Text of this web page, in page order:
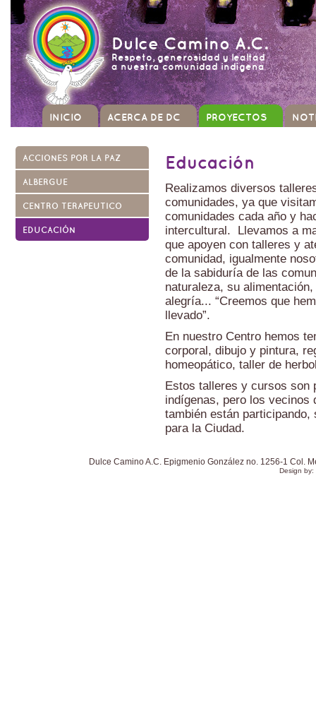
Dulce Camino A.C.
Respeto, generosidad y lealtad
a nuestra comunidad indígena
INICIO ACERCA DE DC PROYECTOS
ACCIONES POR LA PAZ
ALBERGUE
CENTRO TERAPEUTICO
EDUCACIÓN
Educación
Realizamos diversos
comunidades, ya que
comunidades cada año y
intercultural. Llevamos a
que apoyen con talleres y
comunidad, igualmente
de la sabiduría de las
naturaleza, su
alegría... “Creemos que
llevado”.
En nuestro Centro hemos
corporal, dibujo y pintura,
homeopático, taller de
Estos talleres y cursos son
indígenas, pero los vecinos
también están
para la Ciudad.
Dulce Camino A.C. Epigmenio González no. 1256-1 Col.
Design by: